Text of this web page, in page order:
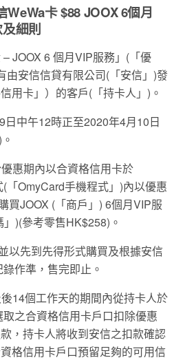
卡 $88 JOOX 6個月
細則
JOOX 6 個月VIP服務」(「優
由安信信貸有限公司(「安信」)發
用卡」）的客戶(「持卡人」)。
中午12時正至2020年4月10日
惠期內以合資格信用卡於
「OmyCard手機程式」)內以優惠
買JOOX (「商戶」) 6個月VIP服
)(參考零售HK$258)。
以先到先得形式購買及根據安信
作準，售完即止。
14個工作天的期間內從持卡人於
之合資格信用卡戶口扣除優惠
，持卡人將收到安信之扣款確認
格信用卡戶口預留足夠的可用信